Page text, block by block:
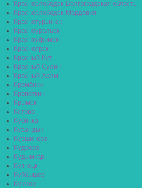
Краснослободск Волгоградская область
Краснослободск Мордовия
Краснотурьинск
Красноуральск
Красноуфимск
Красноярск
Красный Кут
Красный Сулин
Красный Холм
Кремёнки
Кропоткин
Крымск
Кстово
Кубинка
Кувандык
Кувшиново
Кудрово
Кудымкар
Кузнецк
Куйбышев
Кукмор